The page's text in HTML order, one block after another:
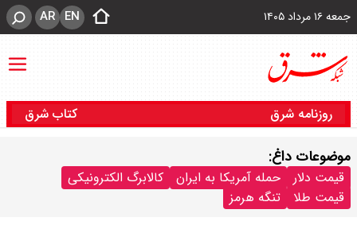
جمعه ۱۶ مرداد ۱۴۰۵ EN
AR
روزنامه شرق کتاب شرق
موضوعات داغ:
قیمت دلار حمله آمریکا به ایران
کالابرگ الکترونیکی
قیمت طلا
تنگه هرمز